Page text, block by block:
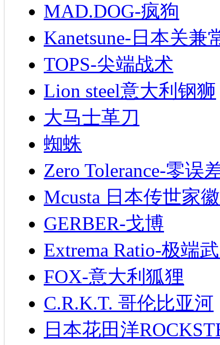
MAD.DOG-疯狗
Kanetsune-日本关兼
TOPS-尖端战术
Lion steel意大利钢狮
大马士革刀
蜘蛛
Zero Tolerance-零误
Mcusta 日本传世家徽
GERBER-戈博
Extrema Ratio-极端
FOX-意大利狐狸
C.R.K.T. 哥伦比亚河
日本花田洋